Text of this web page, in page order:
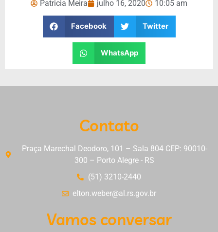
Patricia Meira julho 16, 2020 10:05 am
Facebook Twitter
WhatsApp
Contato
Praça Marechal Deodoro, 101 – Sala 804 CEP: 90010-
300 – Porto Alegre - RS
(51) 3210-2440
elton.weber@al.rs.gov.br
Vamos conversar